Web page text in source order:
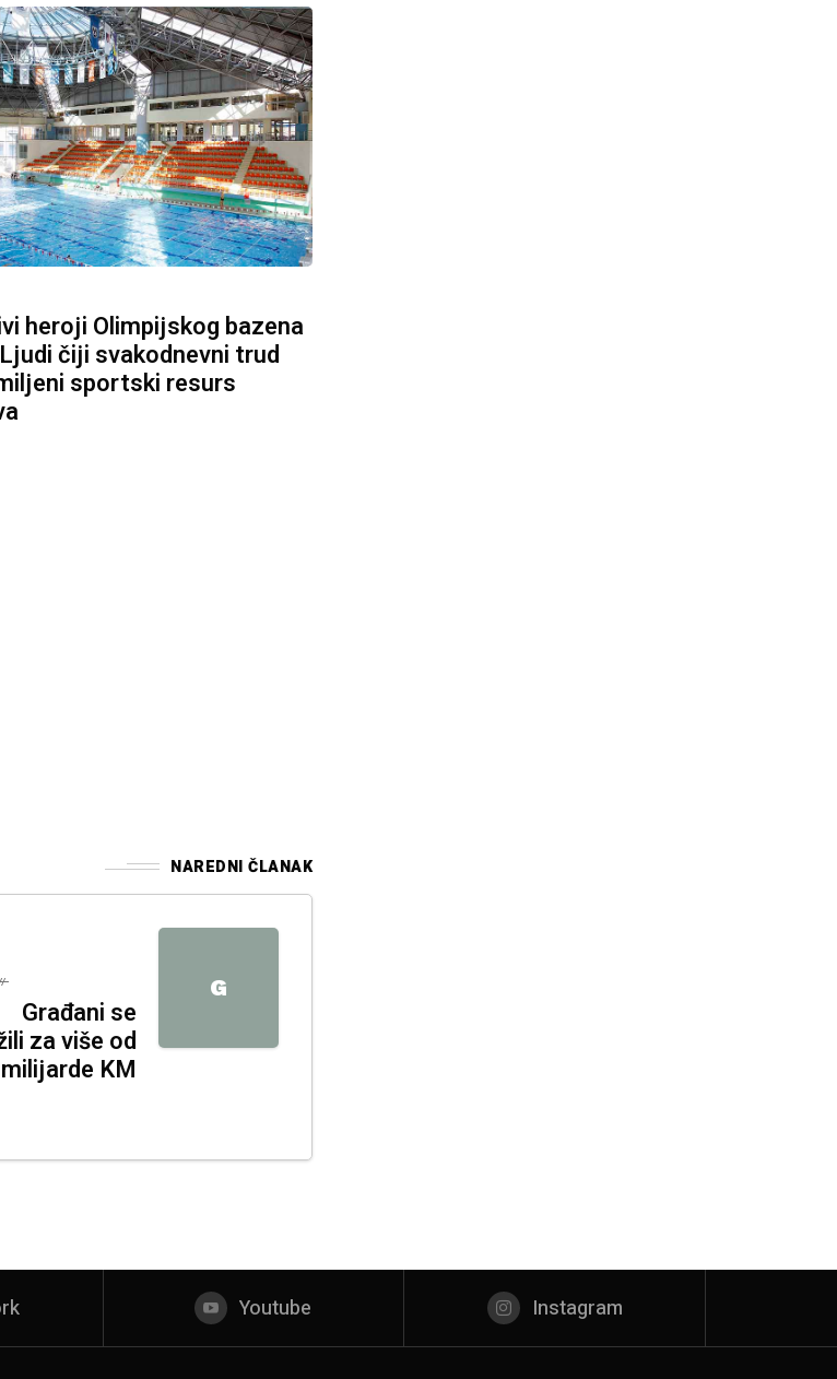
heroji Olimpijskog bazena
čiji svakodnevni trud
sportski resurs
NAREDNI ČLANAK
G
Građani se
za više od
KM
Youtube Instagram